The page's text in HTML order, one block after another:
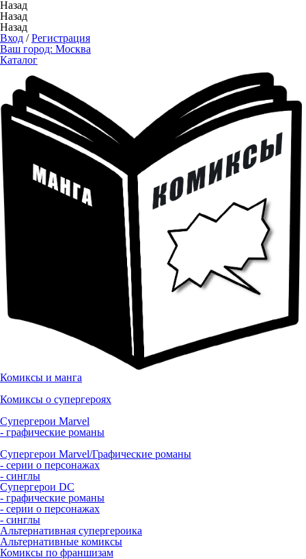
Назад
Назад
Назад
Вход /Регистрация
Ваш город: Москва
Каталог
Комиксы и манга
Комиксы о супергероях
Супергерои Marvel
- графические романы
Супергерои Marvel/Графические романы
- серии о персонажах
- синглы
Супергерои DC
- графические романы
- серии о персонажах
- синглы
Альтернативная супергероика
Альтернативные комиксы
Комиксы по франшизам